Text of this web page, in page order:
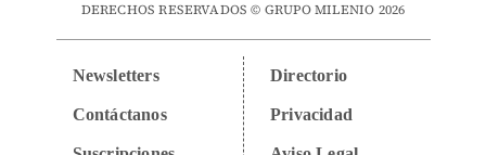
DERECHOS RESERVADOS © GRUPO MILENIO 2026
Newsletters
Contáctanos
Directorio
Privacidad